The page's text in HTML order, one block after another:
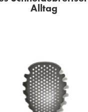
Alltag